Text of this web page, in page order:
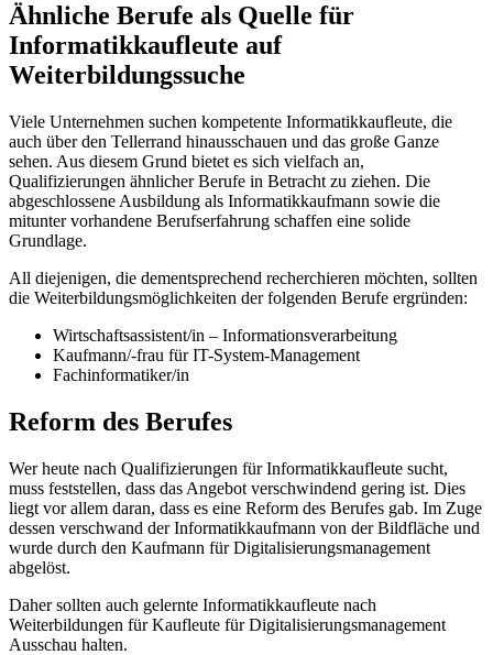
Ähnliche Berufe als Quelle für
Informatikkaufleute auf
Weiterbildungssuche
Viele Unternehmen suchen kompetente Informatikkaufleute, die
auch über den Tellerrand hinausschauen und das große Ganze
sehen. Aus diesem Grund bietet es sich vielfach an,
Qualifizierungen ähnlicher Berufe in Betracht zu ziehen. Die
abgeschlossene Ausbildung als Informatikkaufmann sowie die
mitunter vorhandene Berufserfahrung schaffen eine solide
Grundlage.
All diejenigen, die dementsprechend recherchieren möchten, sollten
die Weiterbildungsmöglichkeiten der folgenden Berufe ergründen:
Wirtschaftsassistent/in – Informationsverarbeitung
Kaufmann/-frau für IT-System-Management
Fachinformatiker/in
Reform des Berufes
Wer heute nach Qualifizierungen für Informatikkaufleute sucht,
muss feststellen, dass das Angebot verschwindend gering ist. Dies
liegt vor allem daran, dass es eine Reform des Berufes gab. Im Zuge
dessen verschwand der Informatikkaufmann von der Bildfläche und
wurde durch den Kaufmann für Digitalisierungsmanagement
abgelöst.
Daher sollten auch gelernte Informatikkaufleute nach
Weiterbildungen für Kaufleute für Digitalisierungsmanagement
Ausschau halten.